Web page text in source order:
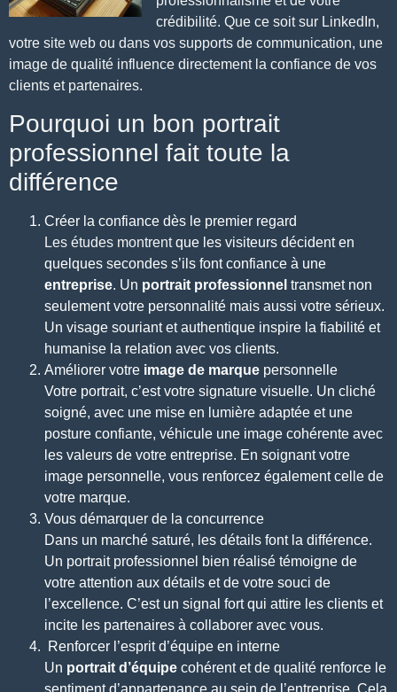
crédibilité. Que ce soit sur LinkedIn,
votre site web ou dans vos supports de communication, une
image de qualité influence directement la confiance de vos
clients et partenaires.
Pourquoi un bon portrait
professionnel fait toute la
différence
Créer la confiance dès le premier regard
Les études montrentque les visiteurs décident en
quelques secondes s’ils font confiance à une
entreprise. Un portrait professionnel transmet non
seulement votre personnalité mais aussi votre sérieux.
Un visage souriant et authentique inspire la fiabilité et
humanise la relation avec vos clients.
Améliorer votre image de marque personnelle
Votre portrait, c’est votre signature visuelle. Un cliché
soigné, avec une mise en lumière adaptée et une
posture confiante, véhicule une image cohérente avec
les valeurs de votre entreprise. En soignant votre
image personnelle, vous renforcez également celle de
votre marque.
Vous démarquer de la concurrence
Dans un marché saturé, les détails font la différence.
Un portrait professionnel bien réalisé témoigne de
votre attention aux détails et de votre souci de
l’excellence. C’est un signal fort qui attire les clients et
incite les partenaires à collaborer avec vous.
Renforcer l’esprit d’équipe en interne
Un portrait d’équipe cohérent et de qualité renforce le